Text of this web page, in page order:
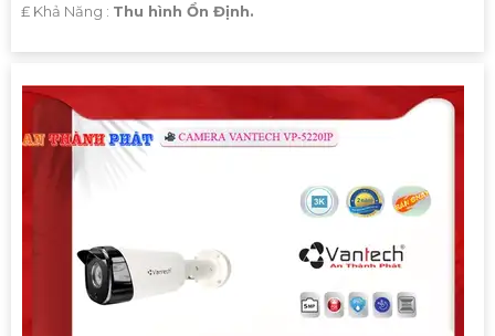
️₤ Khả Năng : Thu hình Ổn Định.